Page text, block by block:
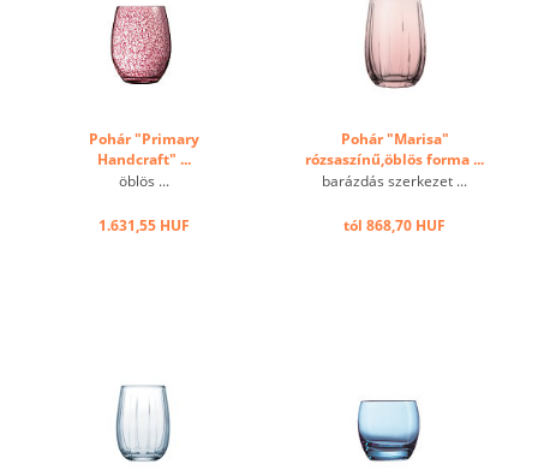
Pohár "Primary
Handcraft" ...
öblös ...
1.631,55 HUF
Pohár "Marisa"
rózsaszínű,öblös forma ...
barázdás szerkezet ...
tól 868,70 HUF